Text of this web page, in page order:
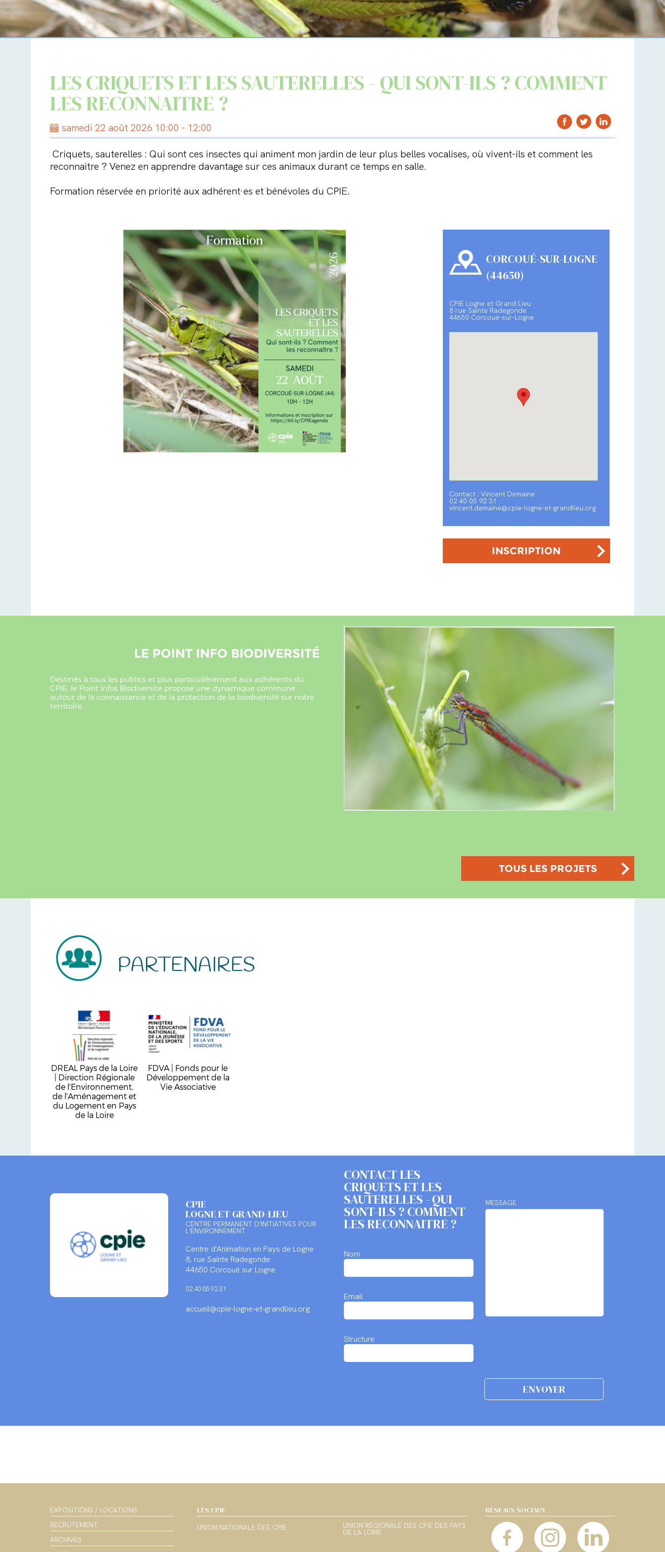
LES CRIQUETS ET LES SAUTERELLES - QUI SONT-ILS ? COMMENT
LES RECONNAITRE ?
samedi 22 août 2026 10:00 - 12:00
Criquets, sauterelles : Qui sont ces insectes qui animent mon jardin de leur plus belles vocalises, où vivent-ils et comment les
reconnaitre ? Venez en apprendre davantage sur ces animaux durant ce temps en salle.
Formation réservée en priorité aux adhérent·es et bénévoles du CPIE.
CORCOUÉ-SUR-LOGNE
(44650)
CPIE Logne et Grand Lieu
8 rue Sainte Radegonde
44650 Corcoué-sur-Logne
Contact : Vincent Demaine
02 40 05 92 31
vincent.demaine@cpie-logne-et-grandlieu.org
INSCRIPTION
LE POINT INFO BIODIVERSITÉ
Destinés à tous les publics et plus particulièrement aux adhérents du
CPIE, le Point Infos Biodiversité propose une dynamique commune
autour de la connaissance et de la protection de la biodiversité sur notre
territoire.
TOUS LES PROJETS
PARTENAIRES
DREAL Pays de la Loire
| Direction Régionale
de l'Environnement,
de l'Aménagement et
du Logement en Pays
de la Loire
FDVA | Fonds pour le
Développement de la
Vie Associative
CPIE
LOGNE ET GRAND-LIEU
CENTRE PERMANENT D'INITIATIVES POUR
L'ENVIRONNEMENT
Centre d'Animation en Pays de Logne
8, rue Sainte Radegonde
44650 Corcoué sur Logne
02 40 05 92 31
accueil@cpie-logne-et-grandlieu.org
CONTACT LES
CRIQUETS ET LES
SAUTERELLES - QUI
SONT-ILS ? COMMENT
LES RECONNAITRE ?
Nom
Email
Structure
MESSAGE
EXPOSITIONS / LOCATIONS
RECRUTEMENT
ARCHIVES
LES CPIE
UNION NATIONALE DES CPIE UNION RÉGIONALE DES CPIE DES PAYS
DE LA LOIRE
RÉSEAUX SOCIAUX